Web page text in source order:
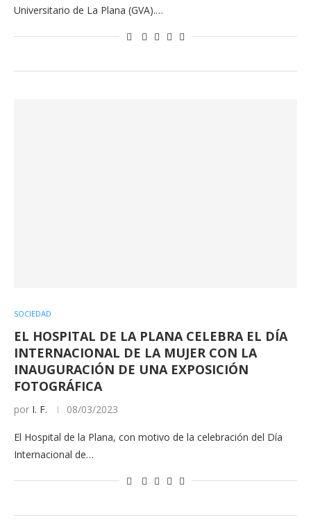
Universitario de La Plana (GVA).…
SOCIEDAD
EL HOSPITAL DE LA PLANA CELEBRA EL DÍA
INTERNACIONAL DE LA MUJER CON LA
INAUGURACIÓN DE UNA EXPOSICIÓN
FOTOGRÁFICA
por I. F. 08/03/2023
El Hospital de la Plana, con motivo de la celebración del Día
Internacional de…